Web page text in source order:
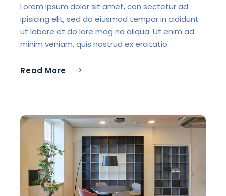
Lorem ipsum dolor sit amet, con sectetur ad
ipisicing elit, sed do eiusmod tempor in cididunt
ut labore et do lore mag na aliqua. Ut enim ad
minim veniam, quis nostrud ex ercitatio
Read More